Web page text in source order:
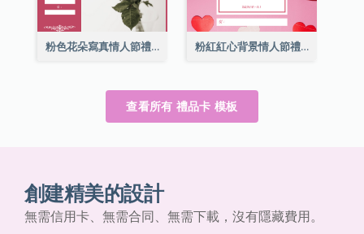
粉色花朵寫真情人節禮品卡 粉紅紅心背景情人節禮品卡
查看所有 禮品卡 模板
創建精美的設計
無需信用卡、無需合同、無需下載，沒有隱藏費用。